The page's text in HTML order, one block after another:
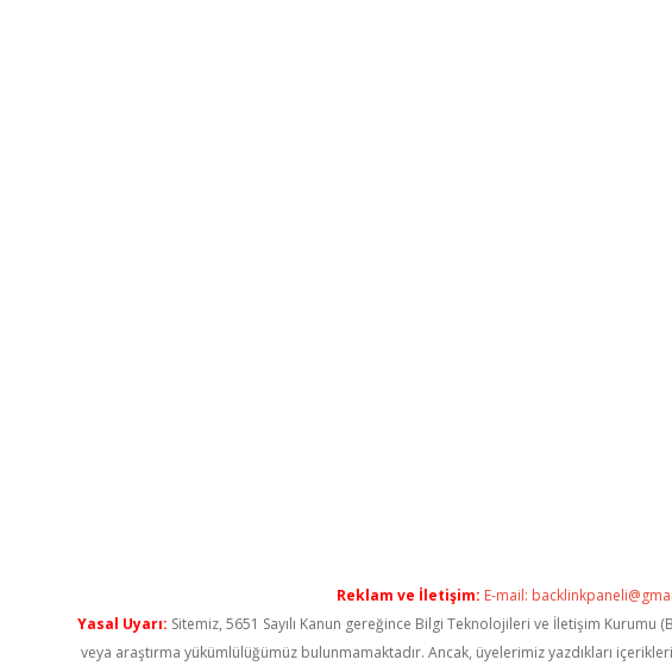
Reklam ve İletişim: E-mail:
Yasal Uyarı: Sitemiz, 5651 Sayılı Kanun gereğince Bilgi Teknolojileri ve İletişim
veya araştırma yükümlülüğümüz bulunmamaktadır. Ancak, üyelerimiz yazdıkları